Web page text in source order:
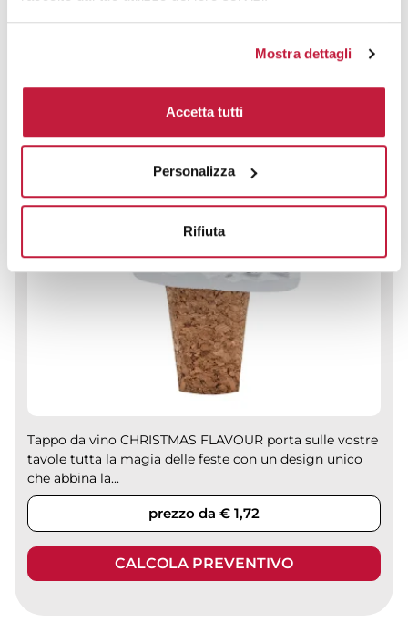
Mostra dettagli
Accetta tutti
Personalizza
Rifiuta
Colori disponibili
Tappo da vino CHRISTMAS FLAVOUR porta sulle vostre
tavole tutta la magia delle feste con un design unico
che abbina la...
prezzo da € 1,72
CALCOLA PREVENTIVO